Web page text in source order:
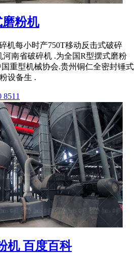
磨粉机
机每小时产750T移动反击式破碎
河南省破碎机 .为全国R型摆式磨粉
重型机械协会.贵州铜仁全密封锤式
设备生 .
8511
机 百度百科